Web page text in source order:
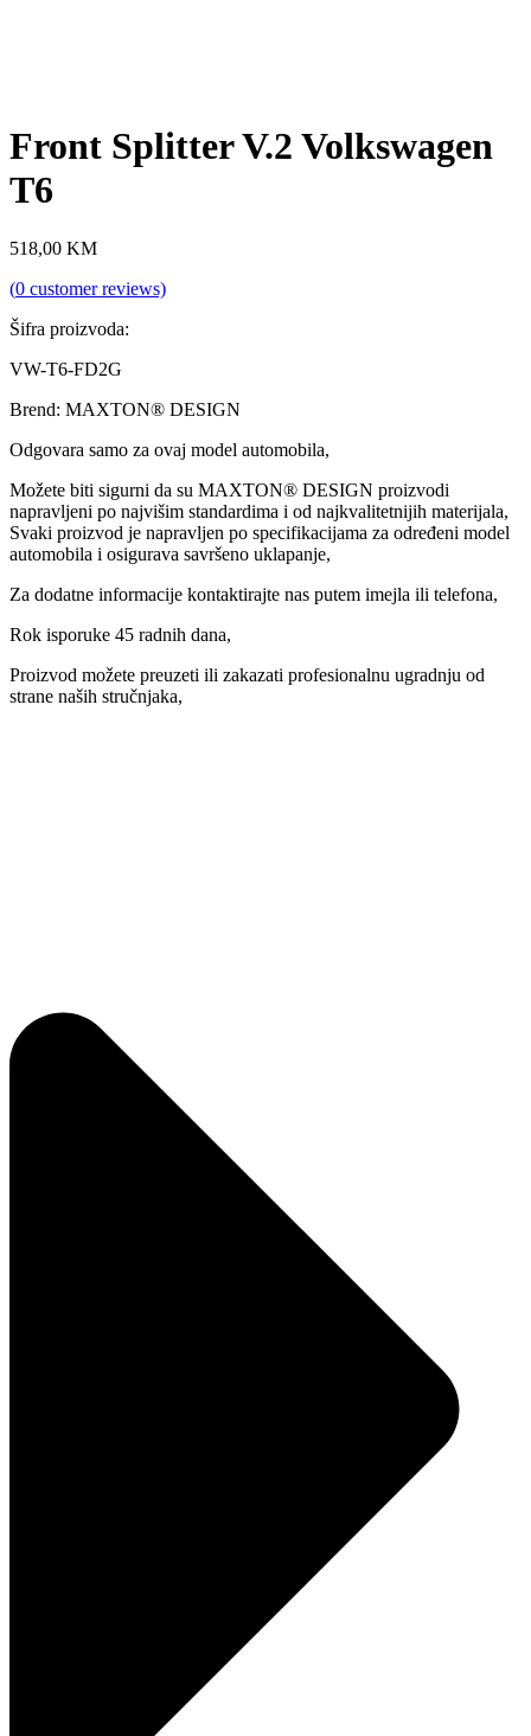
Front Splitter V.2 Volkswagen
T6
518,00 KM
(0 customer reviews)
Šifra proizvoda:
VW-T6-FD2G
Brend: MAXTON® DESIGN
Odgovara samo za ovaj model automobila,
Možete biti sigurni da su MAXTON® DESIGN proizvodi
napravljeni po najvišim standardima i od najkvalitetnijih materijala,
Svaki proizvod je napravljen po specifikacijama za određeni model
automobila i osigurava savršeno uklapanje,
Za dodatne informacije kontaktirajte nas putem imejla ili telefona,
Rok isporuke 45 radnih dana,
Proizvod možete preuzeti ili zakazati profesionalnu ugradnju od
strane naših stručnjaka,